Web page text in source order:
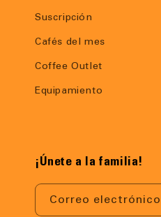
Suscripción
Cafés del mes
Coffee Outlet
Equipamiento
¡Únete a la familia!
Correo electrónico